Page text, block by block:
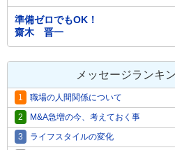
準備ゼロでもOK！
齋木 晋一
メッセージランキ
1
職場の人間関係について
2
M&A急増の今、考えておく事
3
ライフスタイルの変化